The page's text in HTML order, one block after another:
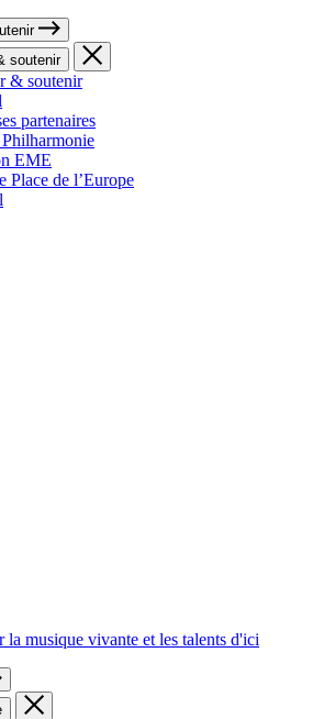
soutenir
& soutenir
partenaires
EME
Place de l’Europe
la musique vivante et les talents d'ici